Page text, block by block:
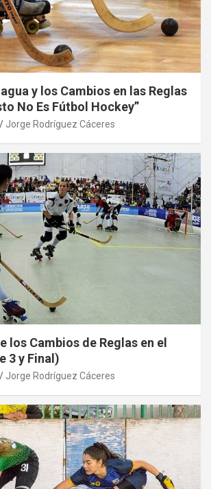
y los Cambios en las Reglas
No Es Fútbol Hockey”
Jorge Rodríguez Cáceres
los Cambios de Reglas en el
3 y Final)
Jorge Rodríguez Cáceres